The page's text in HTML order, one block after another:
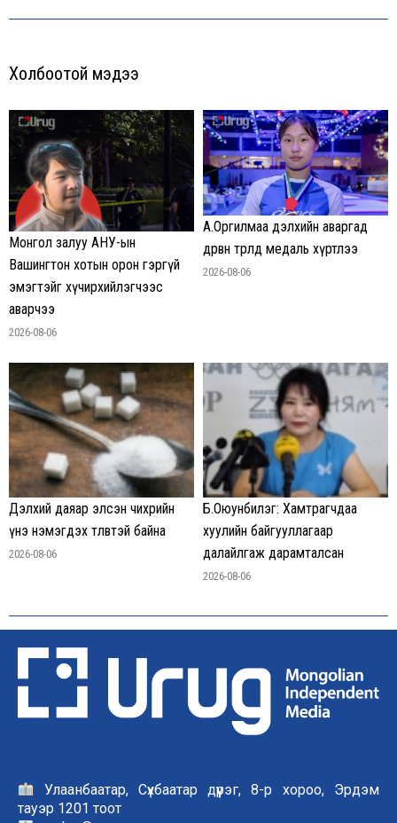
Холбоотой мэдээ
Монгол залуу АНУ-ын
Вашингтон хотын орон гэргүй
эмэгтэйг хүчирхийлэгчээс
аварчээ
2026-08-06
А.Оргилмаа дэлхийн аваргад
дөрвөн төрөлд медаль хүртлээ
2026-08-06
Дэлхий даяар элсэн чихрийн
үнэ нэмэгдэх төлөвтэй байна
2026-08-06
Б.Оюунбилэг: Хамтрагчдаа
хуулийн байгууллагаар
далайлгаж дарамталсан
2026-08-06
Улаанбаатар, Сүхбаатар дүүрэг, 8-р хороо, Эрдэм
тауэр 1201 тоот